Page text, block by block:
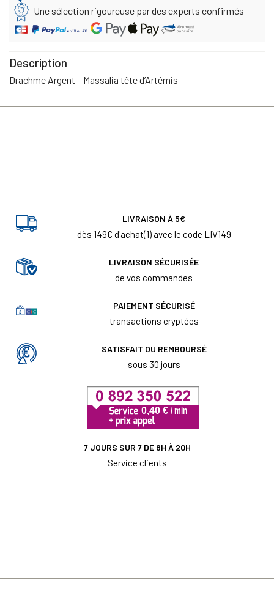
Une sélection rigoureuse par des experts confirmés
Description
Drachme Argent – Massalia tête d’Artémis
LIVRAISON À 5€
dès 149€ d'achat(1) avec le code LIV149
LIVRAISON SÉCURISÉE
de vos commandes
PAIEMENT SÉCURISÉ
transactions cryptées
SATISFAIT OU REMBOURSÉ
sous 30 jours
7 JOURS SUR 7 DE 8H À 20H
Service clients